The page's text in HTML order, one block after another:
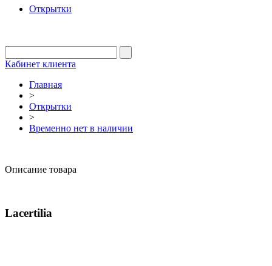
Открытки
Кабинет клиента
Главная
>
Открытки
>
Временно нет в наличии
Описание товара
Lacertilia